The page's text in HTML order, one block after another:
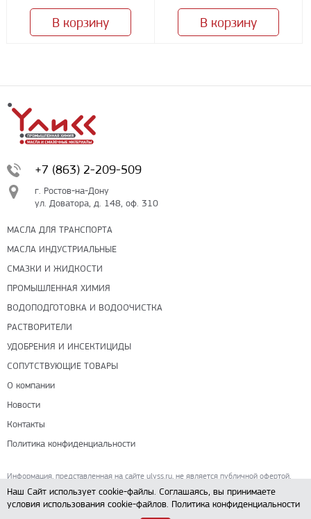
В корзину В корзину
+7 (863) 2-209-509
г. Ростов-на-Дону
ул. Доватора, д. 148, оф. 310
МАСЛА ДЛЯ ТРАНСПОРТА
МАСЛА ИНДУСТРИАЛЬНЫЕ
СМАЗКИ И ЖИДКОСТИ
ПРОМЫШЛЕННАЯ ХИМИЯ
ВОДОПОДГОТОВКА И ВОДООЧИСТКА
РАСТВОРИТЕЛИ
УДОБРЕНИЯ И ИНСЕКТИЦИДЫ
СОПУТСТВУЮЩИЕ ТОВАРЫ
О компании
Новости
Контакты
Политика конфиденциальности
Информация, представленная на сайте ulyss.ru, не является публичной офертой,
определяемой положениями ч. 2 ст. 437 Гражданского кодекса РФ.
Наш Сайт использует cookie-файлы. Соглашаясь, вы принимаете
условия использования cookie-файлов. Политика конфиденциальности